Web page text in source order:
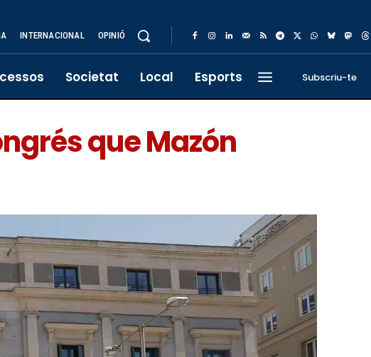
INTERNACIONAL OPINIÓ
Societat Local Esports Subscriu-te
que Mazón